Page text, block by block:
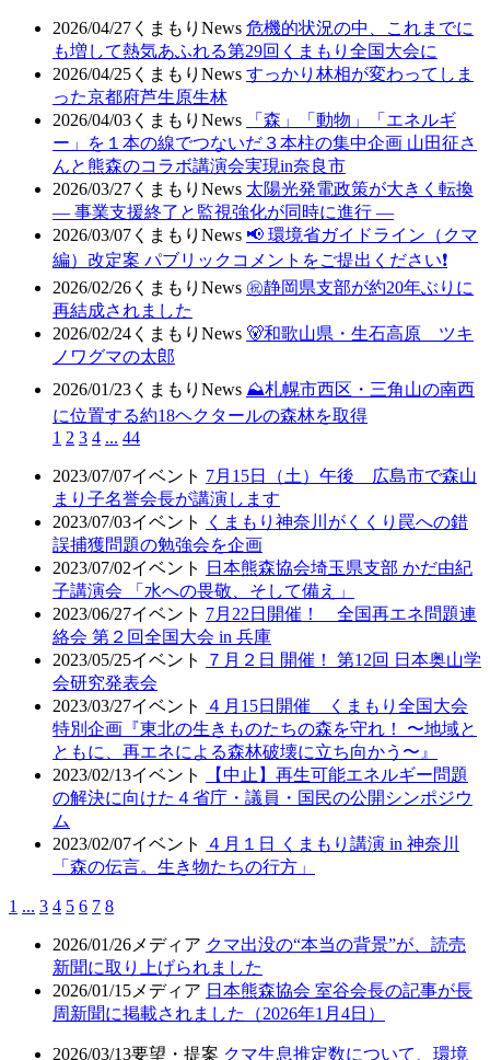
2026/04/27 くまもりNews 危機的状況の中、これまでに
も増して熱気あふれる第29回くまもり全国大会に
2026/04/25 くまもりNews すっかり林相が変わってしま
った京都府芦生原生林
2026/04/03 くまもりNews
「森」「動物」「エネルギ
ー」を１本の線でつないだ３本柱の集中企画 山田征さ
んと熊森のコラボ講演会実現in奈良市
2026/03/27 くまもりNews 太陽光発電政策が大きく転換
― 事業支援終了と監視強化が同時に進行 ―
2026/03/07 くまもりNews 📢 環境省ガイドライン（クマ
編）改定案 パブリックコメントをご提出ください❗
2026/02/26 くまもりNews ㊗️静岡県支部が約20年ぶりに
再結成されました
2026/02/24 くまもりNews 🐻和歌山県・生石高原 ツキ
ノワグマの太郎
2026/01/23 くまもりNews ⛰️札幌市西区・三角山の南西
に位置する約18ヘクタールの森林を取得
1 2 3 4 ... 44
2023/07/07イベント 7月15日（土）午後 広島市で森山
まり子名誉会長が講演します
2023/07/03イベント
くまもり神奈川がくくり罠への錯
誤捕獲問題の勉強会を企画
2023/07/02イベント
日本熊森協会埼玉県支部 かだ由紀
子講演会 「水への畏敬、そして備え」
2023/06/27イベント 7月22日開催！ 全国再エネ問題連
絡会 第２回全国大会 in 兵庫
2023/05/25イベント
７月２日 開催！ 第12回 日本奥山学
会研究発表会
2023/03/27イベント
４月15日開催 くまもり全国大会
特別企画『東北の生きものたちの森を守れ！ 〜地域と
ともに、再エネによる森林破壊に立ち向かう〜』
2023/02/13イベント
【中止】再生可能エネルギー問題
の解決に向けた４省庁・議員・国民の公開シンポジウ
ム
2023/02/07イベント
４月１日 くまもり講演 in 神奈川
「森の伝言。生き物たちの行方」
1 ... 3 4 5 6 7 8
2026/01/26 メディア クマ出没の“本当の背景”が、読売
新聞に取り上げられました
2026/01/15 メディア 日本熊森協会 室谷会長の記事が長
周新聞に掲載されました（2026年1月4日）
2026/03/13要望・提案 クマ生息推定数について、環境